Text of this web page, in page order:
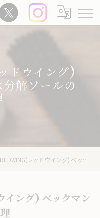
ウイング)
解ソールの
REDWING(レッドウイング) ベックマン｜加水分解ソールの修理
ング) ベックマン